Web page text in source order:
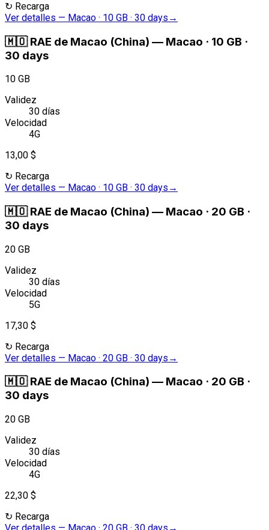
↻ Recarga
Ver detalles — Macao · 10 GB · 30 days →
🇲🇴 RAE de Macao (China) — Macao · 10 GB ·
30 days
10 GB
Validez
30 días
Velocidad
4G
13,00 $
↻ Recarga
Ver detalles — Macao · 10 GB · 30 days →
🇲🇴 RAE de Macao (China) — Macao · 20 GB ·
30 days
20 GB
Validez
30 días
Velocidad
5G
17,30 $
↻ Recarga
Ver detalles — Macao · 20 GB · 30 days →
🇲🇴 RAE de Macao (China) — Macao · 20 GB ·
30 days
20 GB
Validez
30 días
Velocidad
4G
22,30 $
↻ Recarga